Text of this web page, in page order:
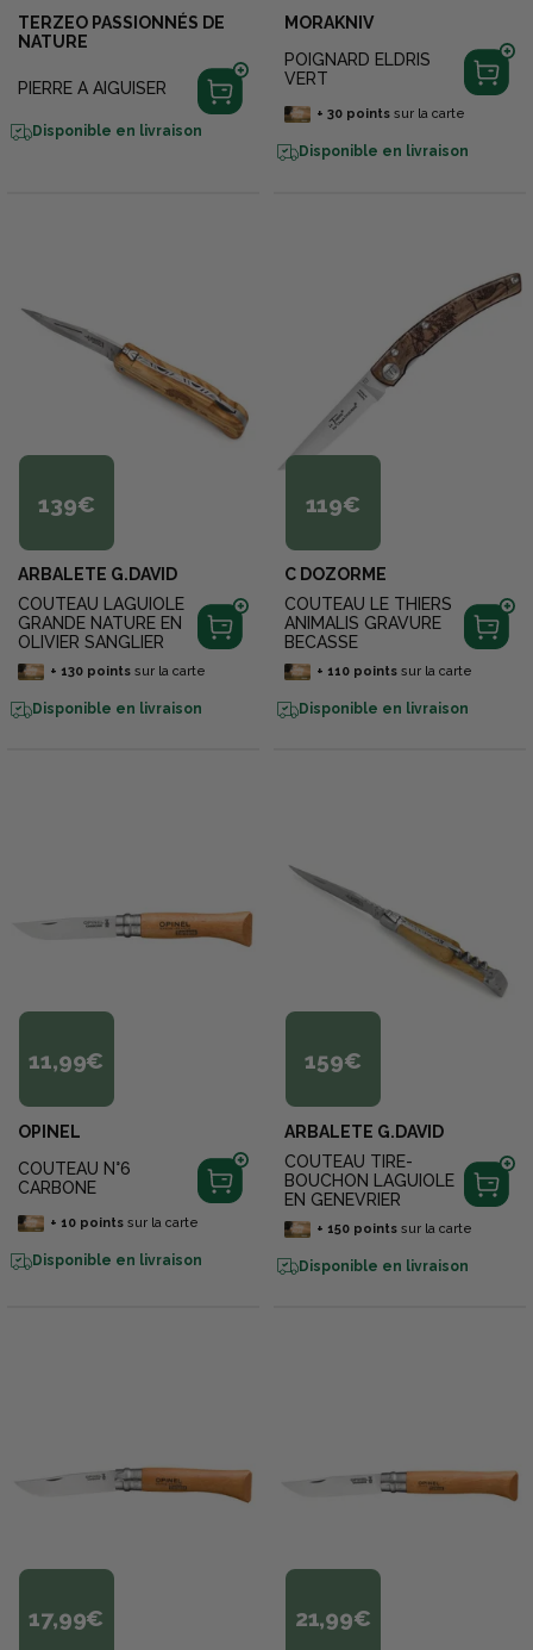
TERZEO PASSIONNÉS DE
NATURE
PIERRE A AIGUISER
Disponible en livraison
MORAKNIV
POIGNARD ELDRIS
VERT
+ 30pointssur la carte
Disponible en livraison
139€
ARBALETE G.DAVID
COUTEAU LAGUIOLE
GRANDE NATURE EN
OLIVIER SANGLIER
+ 130pointssur la carte
Disponible en livraison
119€
C DOZORME
COUTEAU LE THIERS
ANIMALIS GRAVURE
BECASSE
+ 110pointssur la carte
Disponible en livraison
11,99€
OPINEL
COUTEAU N°6
CARBONE
+ 10pointssur la carte
Disponible en livraison
159€
ARBALETE G.DAVID
COUTEAU TIRE-
BOUCHON LAGUIOLE
EN GENEVRIER
+ 150pointssur la carte
Disponible en livraison
17,99€ 21,99€